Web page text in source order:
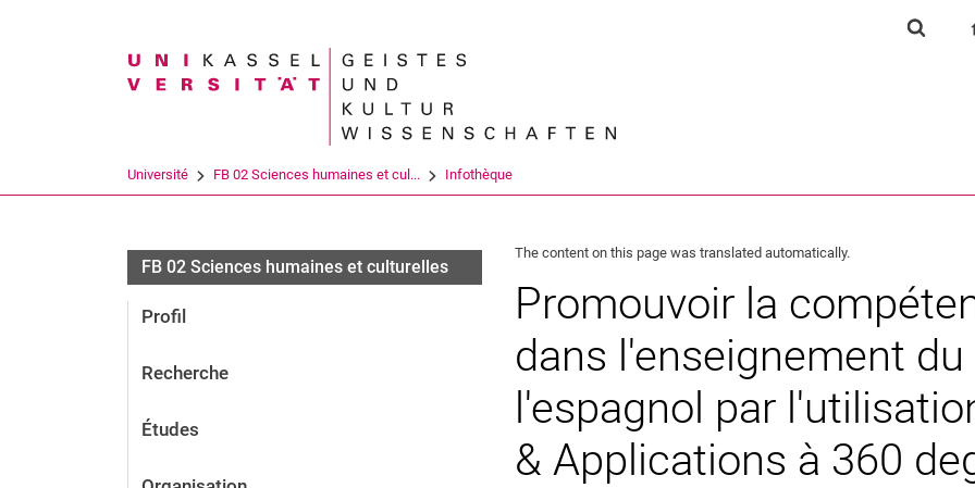
Jump directly to: content
Jump directly to: search
Jump directly to: main
Search term
Université FB 02 Sciences humaines et cul... Infothèque
FB 02 Sciences humaines et culturelles
Profil
Recherche
Études
The content on this page was translated automatically.
Promouvoir la
dans l'enseignement
l'espagnol par
& Applications à 360